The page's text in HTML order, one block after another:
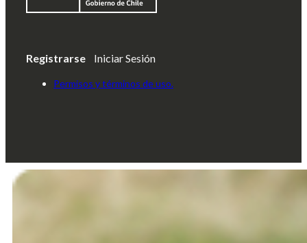
Registrarse Iniciar Sesión
Permisos y términos de uso.